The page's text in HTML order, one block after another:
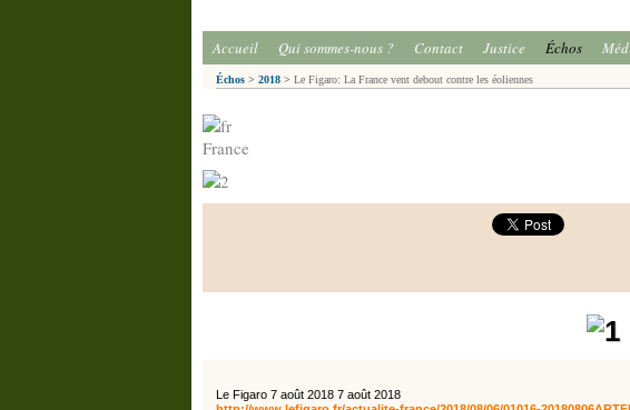
Accueil Qui sommes-nous ? Contact Justice Échos
Échos > 2018 > Le Figaro: La France vent debout contre les éoliennes
France
Le Figaro 7 août 2018 7 août 2018